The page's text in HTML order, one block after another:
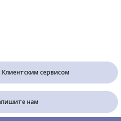
Клиентским сервисом
нам